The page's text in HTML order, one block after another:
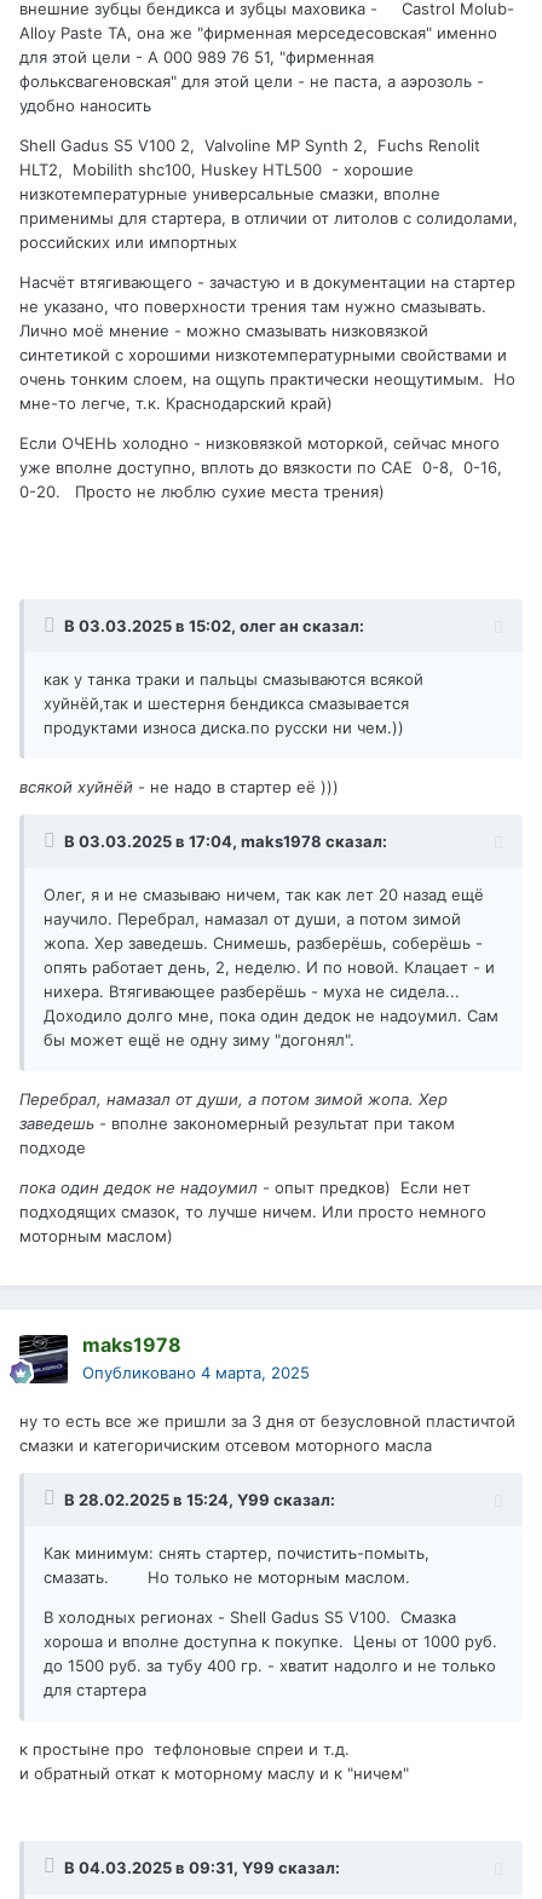
внешние зубцы бендикса и зубцы маховика - Castrol Molub-
Alloy Paste TA, она же "фирменная мерседесовская" именно
для этой цели - А 000 989 76 51, "фирменная
фольксвагеновская" для этой цели - не паста, а аэрозоль -
удобно наносить
Shell Gadus S5 V100 2, Valvoline MP Synth 2, Fuchs Renolit
HLT2, Mobilith shc100, Huskey HTL500 - хорошие
низкотемпературные универсальные смазки, вполне
применимы для стартера, в отличии от литолов с солидолами,
российских или импортных
Насчёт втягивающего - зачастую и в документации на стартер
не указано, что поверхности трения там нужно смазывать.
Лично моё мнение - можно смазывать низковязкой
синтетикой с хорошими низкотемпературными свойствами и
очень тонким слоем, на ощупь практически неощутимым. Но
мне-то легче, т.к. Краснодарский край)
Если ОЧЕНЬ холодно - низковязкой моторкой, сейчас много
уже вполне доступно, вплоть до вязкости по САЕ 0-8, 0-16,
0-20. Просто не люблю сухие места трения)
В 03.03.2025 в 15:02, олег ан сказал:
как у танка траки и пальцы смазываются всякой
хуйнёй,так и шестерня бендикса смазывается
продуктами износа диска.по русски ни чем.))
всякой хуйнёй - не надо в стартер её )))
В 03.03.2025 в 17:04, maks1978 сказал:
Олег, я и не смазываю ничем, так как лет 20 назад ещё
научило. Перебрал, намазал от души, а потом зимой
жопа. Хер заведешь. Снимешь, разберёшь, соберёшь -
опять работает день, 2, неделю. И по новой. Клацает - и
нихера. Втягивающее разберёшь - муха не сидела...
Доходило долго мне, пока один дедок не надоумил. Сам
бы может ещё не одну зиму "догонял".
Перебрал, намазал от души, а потом зимой жопа. Хер
заведешь - вполне закономерный результат при таком
подходе
пока один дедок не надоумил - опыт предков) Если нет
подходящих смазок, то лучше ничем. Или просто немного
моторным маслом)
maks1978
Опубликовано 4 марта, 2025
ну то есть все же пришли за 3 дня от безусловной пластичтой
смазки и категоричиским отсевом моторного масла
В 28.02.2025 в 15:24, Y99 сказал:
Как минимум: снять стартер, почистить-помыть,
смазать. Но только не моторным маслом.
В холодных регионах - Shell Gadus S5 V100. Смазка
хороша и вполне доступна к покупке. Цены от 1000 руб.
до 1500 руб. за тубу 400 гр. - хватит надолго и не только
для стартера
к простыне про тефлоновые спреи и т.д.
и обратный откат к моторному маслу и к "ничем"
В 04.03.2025 в 09:31, Y99 сказал: